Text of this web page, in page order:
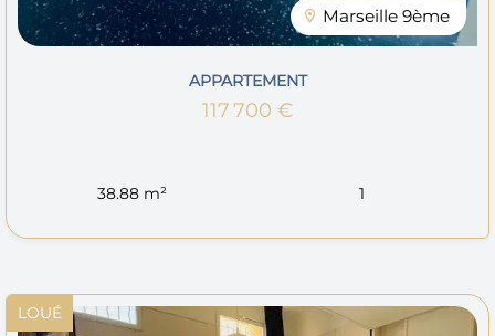
Marseille 9ème
APPARTEMENT
117 700 €
38.88 m² 1
LOUÉ